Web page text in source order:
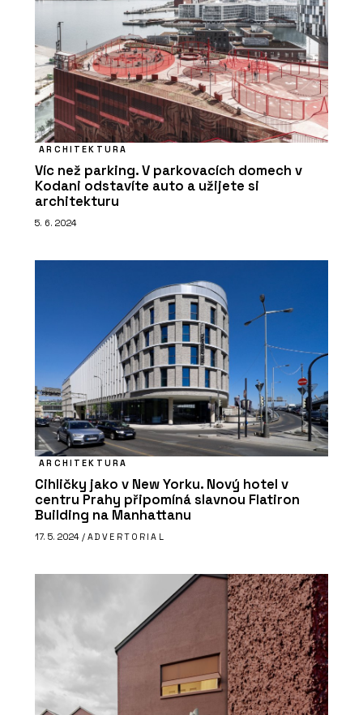
ARCHITEKTURA
Víc než parking. V parkovacích domech v
Kodani odstavíte auto a užijete si
architekturu
5. 6. 2024
ARCHITEKTURA
Cihličky jako v New Yorku. Nový hotel v
centru Prahy připomíná slavnou Flatiron
Building na Manhattanu
17. 5. 2024 / ADVERTORIAL